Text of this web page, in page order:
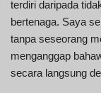
terdiri daripada
bertenaga. Saya
tanpa seseorang
menganggap
secara langsung